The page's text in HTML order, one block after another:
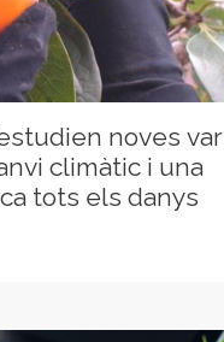
noves
climàtic i una
tots els danys